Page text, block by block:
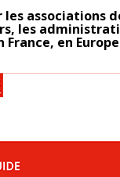
les associations
les
en